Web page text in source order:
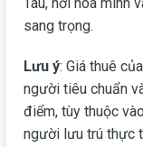
sang trọng.
Lưu ý: Giá thuê
người tiêu chuẩn
điểm, tùy thuộc
người lưu trú thực